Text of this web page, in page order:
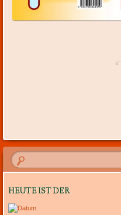
HEUTE IST DER